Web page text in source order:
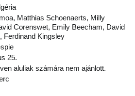
Matthias Schoenaerts, Milly
Corenswet, Emily Beecham, David
Ferdinand Kingsley
25.
aluliak számára nem ajánlott.